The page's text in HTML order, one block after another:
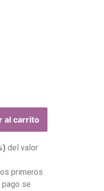
al carrito
del valor
primeros
pago se